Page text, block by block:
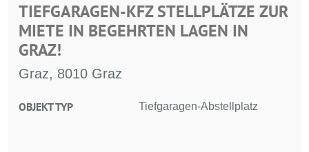
TIEFGARAGEN-KFZ STELLPLÄTZE ZUR
MIETE IN BEGEHRTEN LAGEN IN
GRAZ!
Graz, 8010 Graz
OBJEKT TYP Tiefgaragen-Abstellplatz